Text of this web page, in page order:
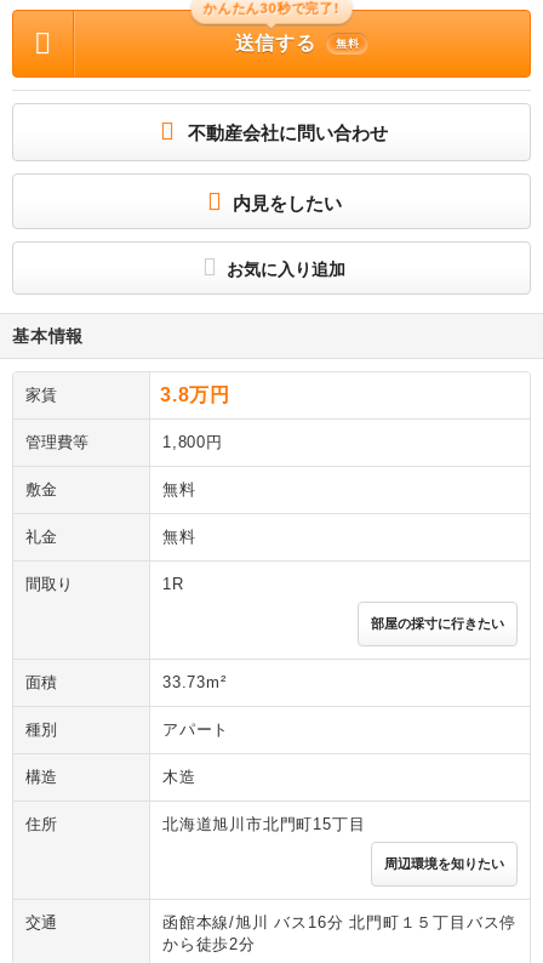
かんたん30秒で完了!
送信する 無料
不動産会社に問い合わせ
内見をしたい
お気に入り追加
基本情報
家賃 3.8万円
管理費等 1,800円
敷金 無料
礼金 無料
間取り 1R
部屋の採寸に行きたい
面積 33.73m²
種別 アパート
構造 木造
住所 北海道旭川市北門町15丁目
周辺環境を知りたい
交通
函館本線/旭川 バス16分 北門町１５丁目バス停
から徒歩2分